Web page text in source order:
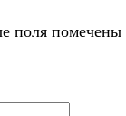
поля помечены